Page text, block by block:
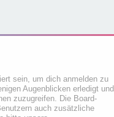
sein, um dich anmelden zu
Augenblicken erledigt und
zuzugreifen. Die Board-
auch zusätzliche